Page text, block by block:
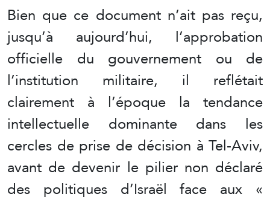
Bien que ce document n’ait pas reçu,
jusqu’à aujourd’hui, l’approbation
officielle du gouvernement ou de
l’institution militaire, il reflétait
clairement à l’époque la tendance
intellectuelle dominante dans les
cercles de prise de décision à Tel-Aviv,
avant de devenir le pilier non déclaré
des politiques d’Israël face aux «